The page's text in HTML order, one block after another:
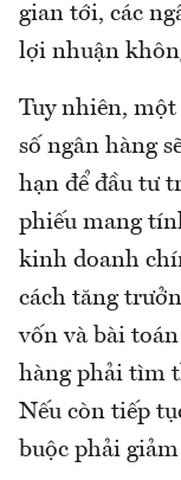
gian tới, các
lợi nhuận
Tuy nhiên,
số ngân hàng
hạn để đầu tư
phiếu mang
kinh doanh
cách tăng
vốn và bài
hàng phải tìm
Nếu còn tiếp
buộc phải